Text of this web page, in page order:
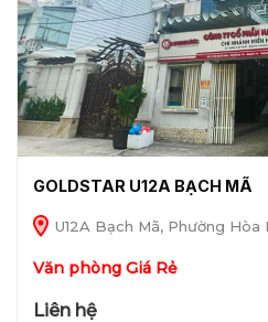
GOLDSTAR U12A BẠCH MÃ
U12A Bạch Mã, Phường Hòa
Văn phòng Giá Rẻ
Liên hệ